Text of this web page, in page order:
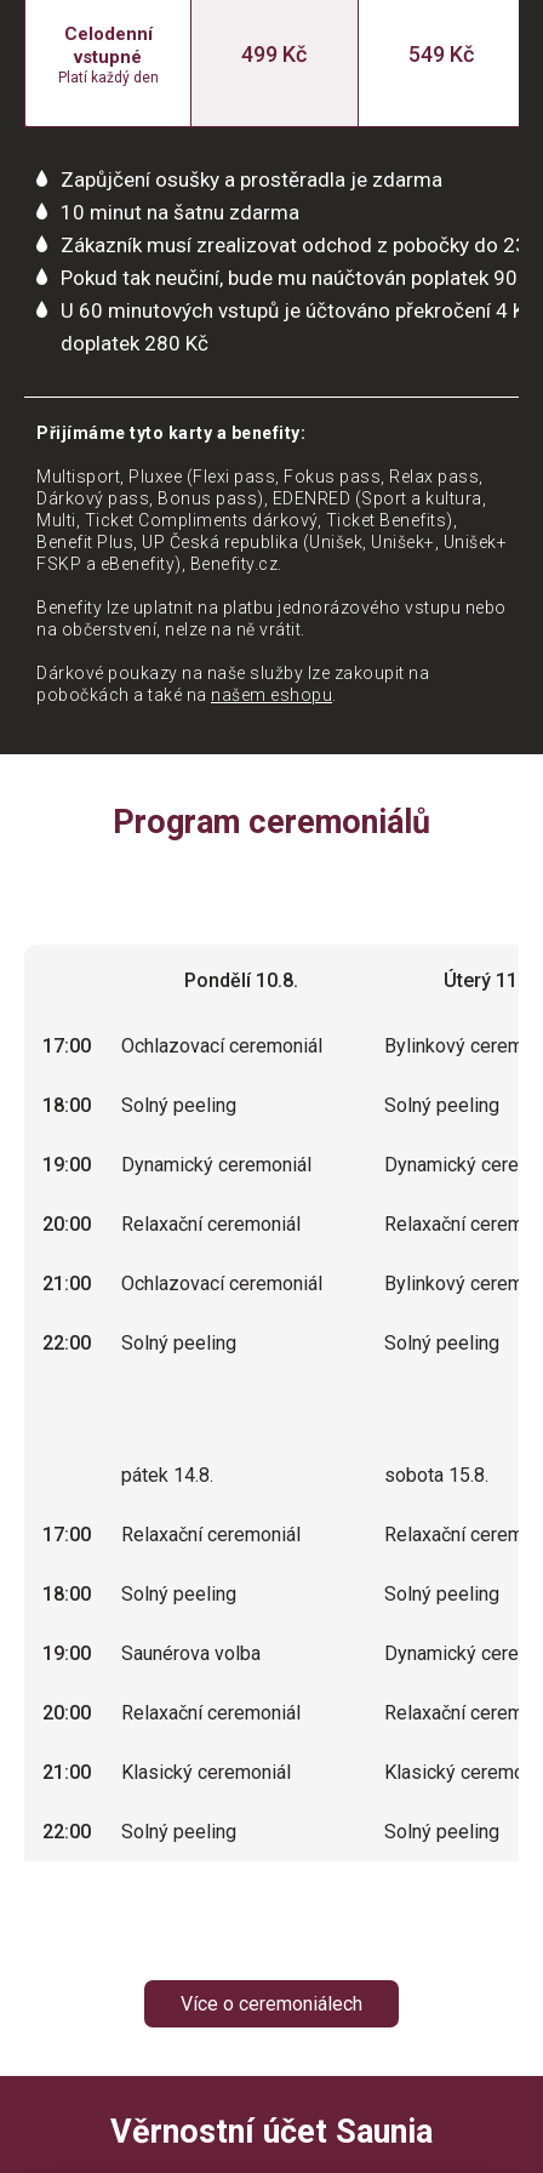
Celodenní
vstupné
Platí každý den
499 Kč 549 Kč
Zapůjčení osušky a prostěradla je zdarma
10 minut na šatnu zdarma
Zákazník musí zrealizovat odchod z pobočky do
Pokud tak neučiní, bude mu naúčtován poplatek 90
U 60 minutových vstupů je účtováno překročení 4
doplatek 280 Kč
Přijímáme tyto karty a benefity:
Multisport, Pluxee (Flexi pass, Fokus pass, Relax pass,
Dárkový pass, Bonus pass), EDENRED (Sport a kultura,
Multi, Ticket Compliments dárkový, Ticket Benefits),
Benefit Plus, UP Česká republika (Unišek, Unišek+, Unišek+
FSKP a eBenefity), Benefity.cz.
Benefity lze uplatnit na platbu jednorázového vstupu nebo
na občerstvení, nelze na ně vrátit.
Dárkové poukazy na naše služby lze zakoupit na
pobočkách a také na našem eshopu
Program ceremoniálů
Pondělí 10.8. Úterý 11.8.
17:00 Ochlazovací ceremoniál Bylinkový
18:00 Solný peeling Solný peeling
19:00 Dynamický ceremoniál Dynamický
20:00 Relaxační ceremoniál Relaxační
21:00 Ochlazovací ceremoniál Bylinkový
22:00 Solný peeling Solný peeling
pátek 14.8. sobota 15.8.
17:00 Relaxační ceremoniál Relaxační
18:00 Solný peeling Solný peeling
19:00 Saunérova volba Dynamický
20:00 Relaxační ceremoniál Relaxační
21:00 Klasický ceremoniál Klasický
22:00 Solný peeling Solný peeling
Více o ceremoniálech
Věrnostní účet Saunia